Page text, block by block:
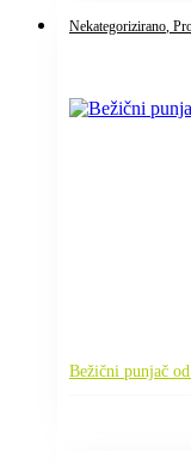
Nekategorizirano ,
Bežični punjač